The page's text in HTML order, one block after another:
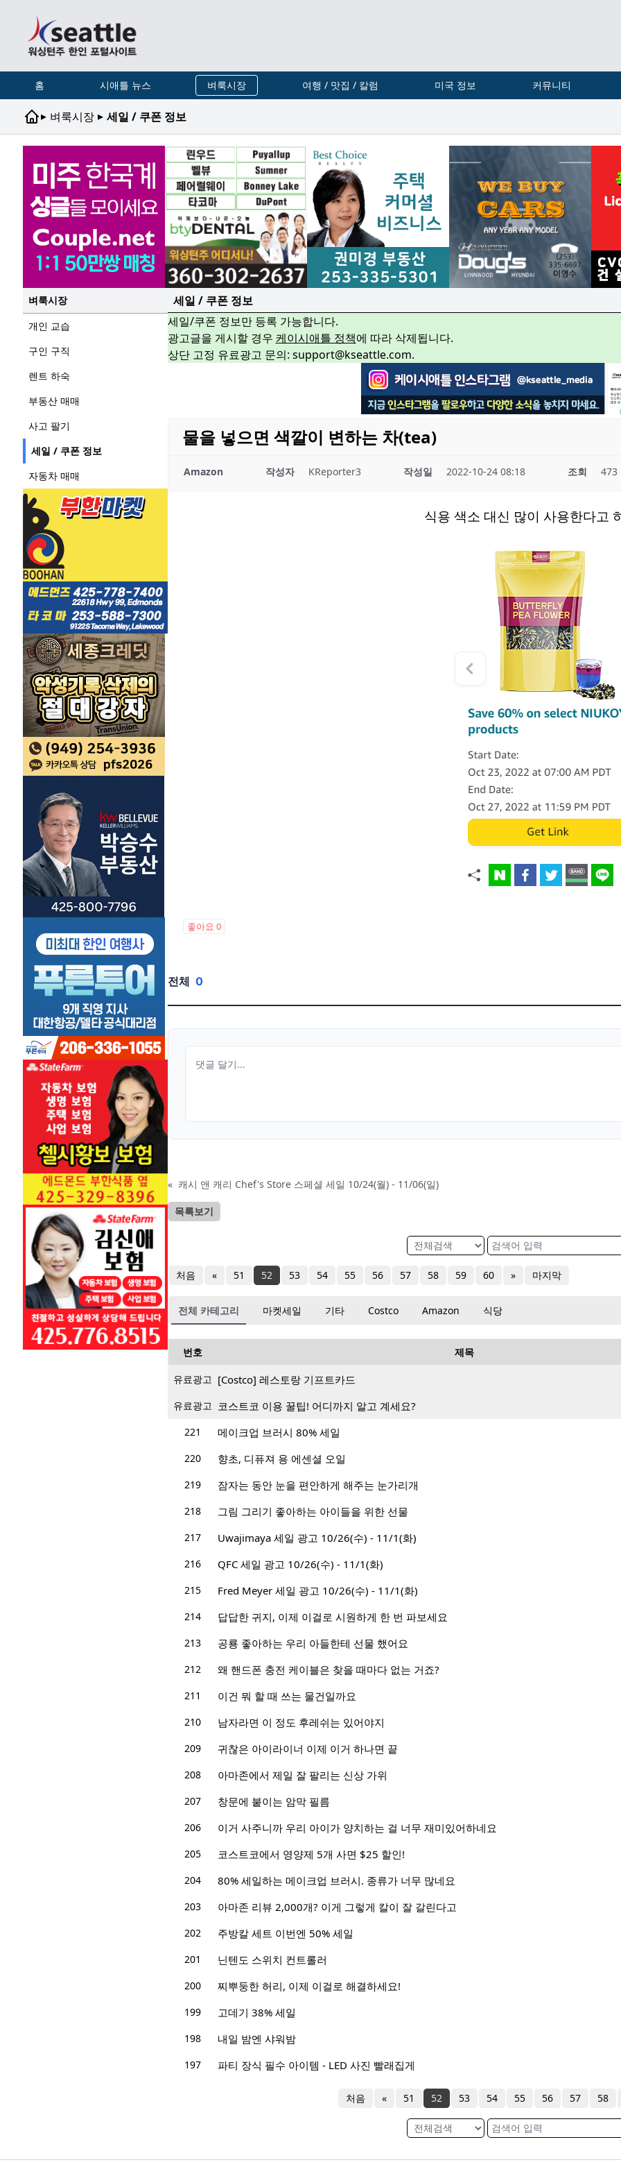
홈 시애틀 뉴스 벼룩시장 여행 / 맛집 / 칼럼 미국 정보 커뮤니티
▸ 벼룩시장 ▸ 세일 / 쿠폰 정보
벼룩시장
개인 교습
구인 구직
렌트 하숙
부동산 매매
사고 팔기
세일 / 쿠폰 정보
자동차 매매
세일 / 쿠폰 정보
세일/쿠폰 정보만 등록 가능합니다.
광고글을 게시할 경우 케이시애틀 정책에 따라 삭제됩니다.
상단 고정 유료광고 문의: support@kseattle.com.
물을 넣으면 색깔이 변하는 차(tea)
Amazon 작성자 KReporter3 작성일 2022-10-24 08:18 조회 473
식용 색소 대신 많이 사용한다고
좋아요 0
전체 0
« 캐시 앤 캐리 Chef's Store 스페셜 세일 10/24(월) - 11/06(일)
목록보기
처음 « 51 52 53 54 55 56 57 58 59 60 » 마지막
전체 카테고리 마켓세일 기타 Costco Amazon 식당
번호 제목
유료광고 [Costco] 레스토랑 기프트카드
유료광고 코스트코 이용 꿀팁! 어디까지 알고 계세요?
221 메이크업 브러시 80% 세일
220 향초, 디퓨져 용 에센셜 오일
219 잠자는 동안 눈을 편안하게 해주는 눈가리개
218 그림 그리기 좋아하는 아이들을 위한 선물
217 Uwajimaya 세일 광고 10/26(수) - 11/1(화)
216 QFC 세일 광고 10/26(수) - 11/1(화)
215 Fred Meyer 세일 광고 10/26(수) - 11/1(화)
214 답답한 귀지, 이제 이걸로 시원하게 한 번 파보세요
213 공룡 좋아하는 우리 아들한테 선물 했어요
212 왜 핸드폰 충전 케이블은 찾을 때마다 없는 거죠?
211 이건 뭐 할 때 쓰는 물건일까요
210 남자라면 이 정도 후레쉬는 있어야지
209 귀찮은 아이라이너 이제 이거 하나면 끝
208 아마존에서 제일 잘 팔리는 신상 가위
207 창문에 붙이는 암막 필름
206 이거 사주니까 우리 아이가 양치하는 걸 너무 재미있어하네요
205 코스트코에서 영양제 5개 사면 $25 할인!
204 80% 세일하는 메이크업 브러시. 종류가 너무 많네요
203 아마존 리뷰 2,000개? 이게 그렇게 칼이 잘 갈린다고
202 주방칼 세트 이번엔 50% 세일
201 닌텐도 스위치 컨트롤러
200 찌뿌둥한 허리, 이제 이걸로 해결하세요!
199 고데기 38% 세일
198 내일 밤엔 샤워밤
197 파티 장식 필수 아이템 - LED 사진 빨래집게
처음 « 51 52 53 54 55 56 57 58